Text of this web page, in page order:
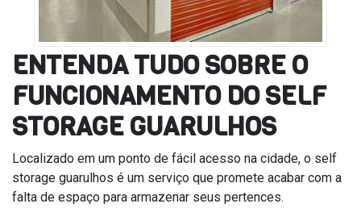
ENTENDA TUDO SOBRE O
FUNCIONAMENTO DO SELF
STORAGE GUARULHOS
Localizado em um ponto de fácil acesso na cidade, o self
storage guarulhos é um serviço que promete acabar com a
falta de espaço para armazenar seus pertences.